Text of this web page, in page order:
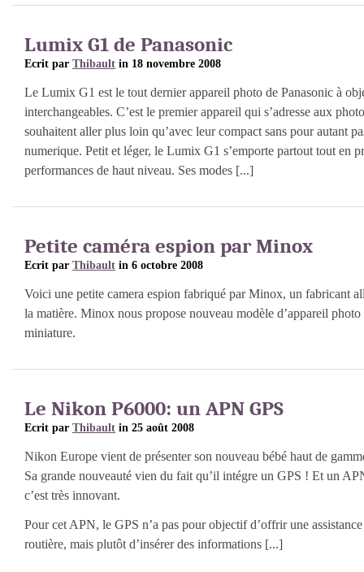
Lumix G1 de Panasonic
Ecrit par Thibault in 18 novembre 2008
Le Lumix G1 est le tout dernier appareil photo de Panasonic à
interchangeables. C’est le premier appareil qui s’adresse aux
souhaitent aller plus loin qu’avec leur compact sans pour autant
numerique. Petit et léger, le Lumix G1 s’emporte partout tout en
performances de haut niveau. Ses modes [...]
Petite caméra espion par Minox
Ecrit par Thibault in 6 octobre 2008
Voici une petite camera espion fabriqué par Minox, un fabricant
la matière. Minox nous propose nouveau modèle d’appareil
miniature.
Le Nikon P6000: un APN GPS
Ecrit par Thibault in 25 août 2008
Nikon Europe vient de présenter son nouveau bébé haut de
Sa grande nouveauté vien du fait qu’il intégre un GPS ! Et un
c’est très innovant.
Pour cet APN, le GPS n’a pas pour objectif d’offrir une
routière, mais plutôt d’insérer des informations [...]